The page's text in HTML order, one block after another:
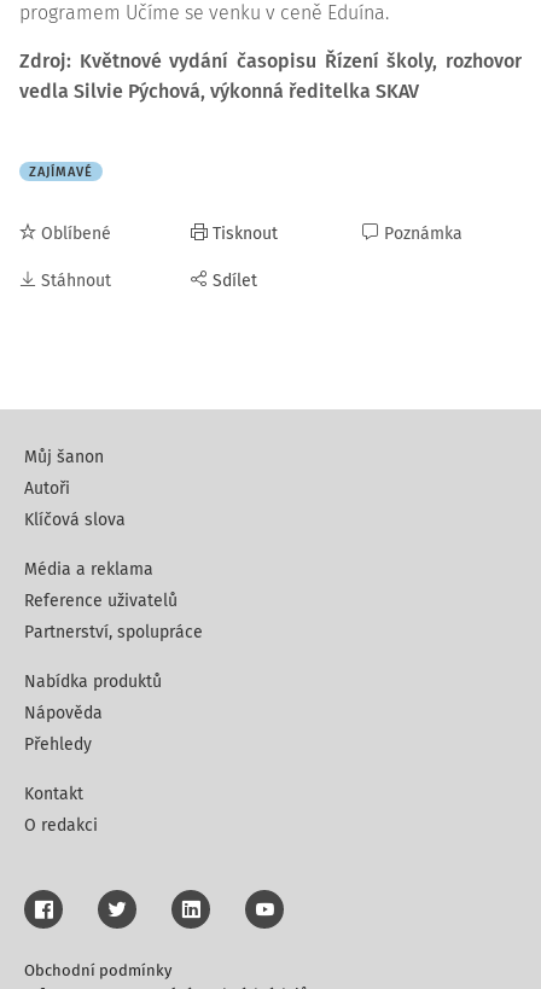
programem Učíme se venku v ceně Eduína.
Zdroj: Květnové vydání časopisu Řízení školy, rozhovor
vedla Silvie Pýchová, výkonná ředitelka SKAV
ZAJÍMAVÉ
Oblíbené
Stáhnout
Tisknout
Sdílet
Poznámka
Můj šanon
Autoři
Klíčová slova
Média a reklama
Reference uživatelů
Partnerství, spolupráce
Nabídka produktů
Nápověda
Přehledy
Kontakt
O redakci
Obchodní podmínky